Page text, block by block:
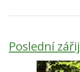
Poslední